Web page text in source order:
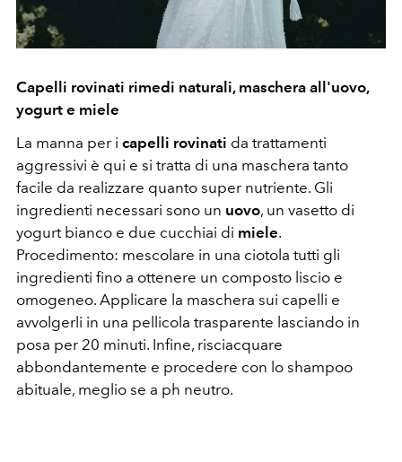
Capelli rovinati rimedi naturali, maschera all'uovo,
yogurt e miele
La manna per i capelli rovinati da trattamenti
aggressivi è qui e si tratta di una maschera tanto
facile da realizzare quanto super nutriente. Gli
ingredienti necessari sono un uovo, un vasetto di
yogurt bianco e due cucchiai di miele.
Procedimento: mescolare in una ciotola tutti gli
ingredienti fino a ottenere un composto liscio e
omogeneo. Applicare la maschera sui capelli e
avvolgerli in una pellicola trasparente lasciando in
posa per 20 minuti. Infine, risciacquare
abbondantemente e procedere con lo shampoo
abituale, meglio se a ph neutro.